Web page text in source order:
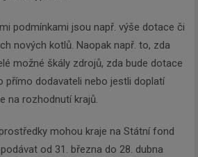
podmínkami jsou např. výše dotace či
nových kotlů. Naopak např. to, zda
možné škály zdrojů, zda bude dotace
přímo dodavateli nebo jestli doplatí
na rozhodnutí krajů.
mohou kraje na Státní fond
od 31. března do 28. dubna